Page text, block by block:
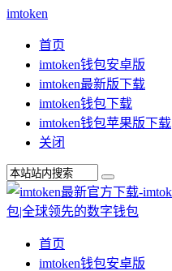
imtoken
首页
imtoken钱包安卓版
imtoken最新版下载
imtoken钱包下载
imtoken钱包苹果版下载
关闭
首页
imtoken钱包安卓版